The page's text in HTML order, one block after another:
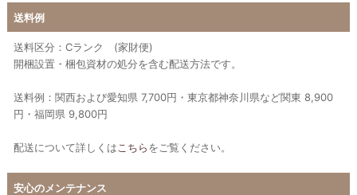
送料例
送料区分：Cランク (家財便)
開梱設置・梱包資材の処分を含む配送方法です。
送料例：関西および愛知県 7,700円・東京都神奈川県など関東 8,900
円・福岡県 9,800円
配送について詳しくは こちらをご覧ください。
安心のメンテナンス